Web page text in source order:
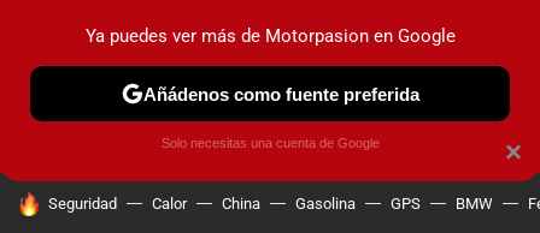
PRUEBAS COCHES ELÉCTRICOS OBSERVATORIO
HOY SE HABLA DE
Seguridad Calor China Gasolina GPS BMW
×
Ya puedes ver más de Motorpasion en Google
Añádenos como fuente preferida
Solo necesitas una cuenta de Google